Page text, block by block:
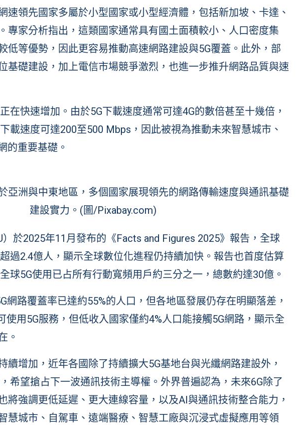
速領先國家多屬於小型國家或小型經濟體，包括新加坡、卡達、
專家分析指出，這類國家通常具有國土面積較小、人口密度集
低等優勢，因此更容易推動高速網路建設與5G覆蓋。此外，部
基礎建設，加上電信市場競爭激烈，也進一步推升網路品質與速
在快速增加。由於5G下載速度通常可達4G的數倍甚至十幾倍，
載速度可達200至500 Mbps，因此被視為推動未來智慧城市、
的重要基礎。
亞洲與中東地區，多個國家展現領先的網路傳輸速度與通訊基礎
建設實力。(圖/Pixabay.com)
於2025年11月發布的《Facts and Figures 2025》報告，全球
過2.4億人，顯示全球數位化進程仍持續加快。報告也首度估算
球5G使用已占所有行動寬頻用戶約三分之一，總數約達30億。
網路覆蓋率已達約55%的人口，但各地區發展仍存在明顯落差，
使用5G服務，但低收入國家僅約4%人口能接觸5G網路，顯示全
。
續增加，近年各國除了持續擴大5G基地台與光纖網路建設外，
希望搶占下一波通訊技術主導權。外界普遍認為，未來6G除了
將強調更低延遲、更大連線容量，以及AI與通訊技術整合能力，
慧城市、自駕車、遠端醫療、智慧工廠與沉浸式虛擬應用等領